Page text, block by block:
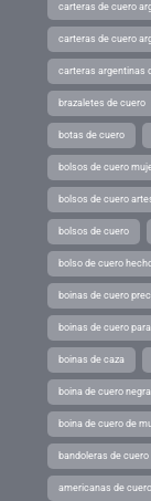
carteras de cuero
carteras de cuero
carteras argentinas
brazaletes de cuero
botas de cuero
bolsos de cuero
bolsos de cuero
bolsos de cuero
bolso de cuero
boinas de cuero
boinas de cuero
boinas de caza
boina de cuero negra
boina de cuero de
bandoleras de cuero
americanas de